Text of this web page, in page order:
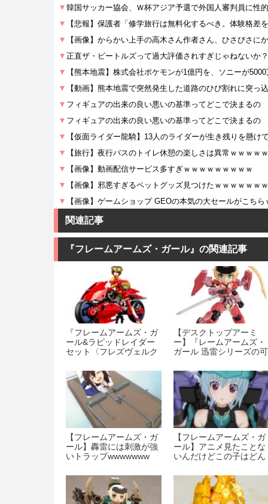
関連記事
『フレームアームズ・ガール』の関連記事
『フレームアームズ・ガ
ール&ラピッドレイダー
セット〈フレズヴェルク
が本日発売！
【デスクトップアーミ
ー】『レームアームズ・
ガール 迅雷シリーズの可
始
【フレームアームズ・ガ
ール】轟雷には刺激が強
いトラップwwwwwww
【フレームアームズ・ガ
ール】アニメ見たことな
いんだけどこの子はどん